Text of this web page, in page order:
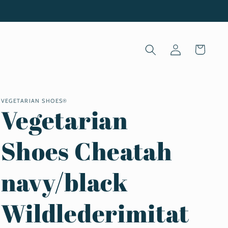
EinloggenWarenkorb
VEGETARIAN SHOES®
Vegetarian
Shoes Cheatah
navy/black
Wildlederimitat